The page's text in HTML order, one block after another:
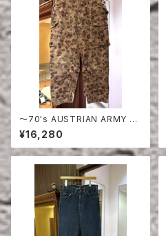
〜70's AUSTRIAN ARMY PE
A DOT CAMO FIERD PANT
S
¥16,280